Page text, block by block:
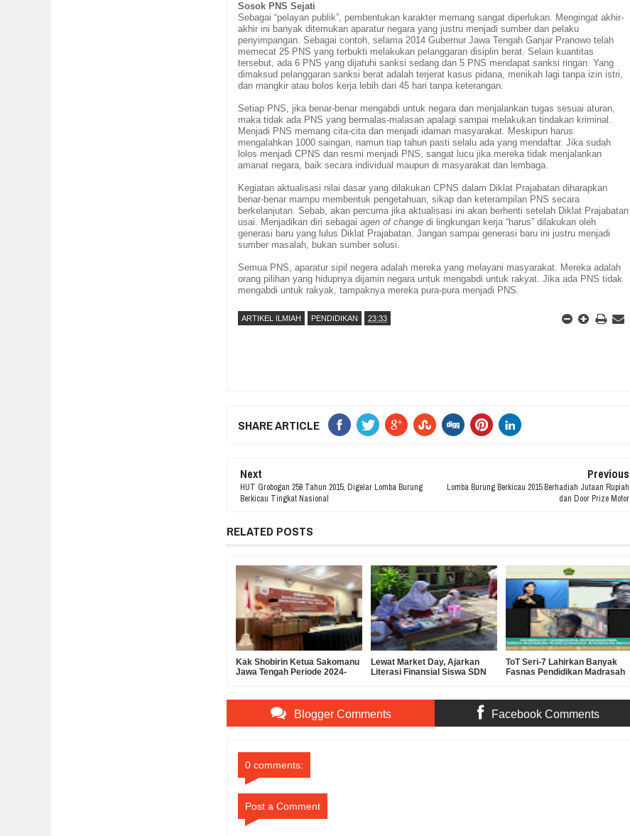
Sosok PNS Sejati
Sebagai “pelayan publik”, pembentukan karakter memang sangat diperlukan. Mengingat akhir-
akhir ini banyak ditemukan aparatur negara yang justru menjadi sumber dan pelaku
penyimpangan. Sebagai contoh, selama 2014 Gubernur Jawa Tengah Ganjar Pranowo telah
memecat 25 PNS yang terbukti melakukan pelanggaran disiplin berat. Selain kuantitas
tersebut, ada6 PNS yang dijatuhi sanksi sedang dan5 PNS mendapat sanksi ringan. Yang
dimaksud pelanggaran sanksi berat adalah terjerat kasus pidana, menikah lagi tanpa izin istri,
dan mangkir atau bolos kerja lebih dari 45 hari tanpa keterangan.
Setiap PNS, jika benar-benar mengabdi untuk negara dan menjalankan tugas sesuai aturan,
maka tidak ada PNS yang bermalas-malasan apalagi sampai melakukan tindakan kriminal.
Menjadi PNS memang cita-cita dan menjadi idaman masyarakat. Meskipun harus
mengalahkan 1000 saingan, namun tiap tahun pasti selalu ada yang mendaftar.Jika sudah
lolos menjadi CPNS dan resmi menjadi PNS, sangat lucu jika mereka tidak menjalankan
amanat negara, baik secara individual maupun di masyarakat dan lembaga.
Kegiatan aktualisasi nilai dasar yang dilakukan CPNS dalam Diklat Prajabatan diharapkan
benar-benar mampu membentuk pengetahuan, sikap dan keterampilan PNS secara
berkelanjutan.Sebab, akan percuma jika aktualisasi ini akan berhenti setelah Diklat Prajabatan
usai. Menjadikan diri sebagaiagen of changedi lingkungan kerja “harus” dilakukan oleh
generasi baru yang lulus Diklat Prajabatan. Jangan sampai generasi baru ini justru menjadi
sumber masalah, bukan sumber solusi.
Semua PNS, aparatur sipil negera adalah mereka yang melayani masyarakat. Mereka adalah
orang pilihan yang hidupnya dijamin negara untuk mengabdi untuk rakyat. Jika ada PNS tidak
mengabdi untuk rakyak, tampaknya mereka pura-pura menjadi PNS.
ARTIKEL ILMIAH PENDIDIKAN 23:33
SHARE ARTICLE
Next
HUT Grobogan 259 Tahun 2015, Digelar Lomba Burung
Berkicau Tingkat Nasional
Previous
Lomba Burung Berkicau 2015 Berhadiah Jutaan Rupiah
dan Door Prize Motor
RELATED POSTS
Kak Shobirin Ketua Sakomanu
Jawa Tengah Periode 2024-
Lewat Market Day, Ajarkan
Literasi Finansial Siswa SDN
ToT Seri-7 Lahirkan Banyak
Fasnas Pendidikan Madrasah
Blogger Comments Facebook Comments
0 comments:
Post a Comment